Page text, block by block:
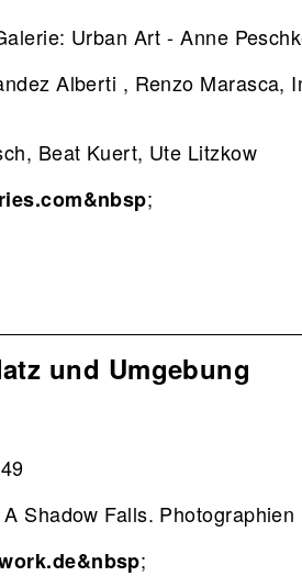
Urban Art - Anne
Alberti , Renzo Marasca,
Beat Kuert, Ute Litzkow
;
und Umgebung
Shadow Falls. Photographien
;